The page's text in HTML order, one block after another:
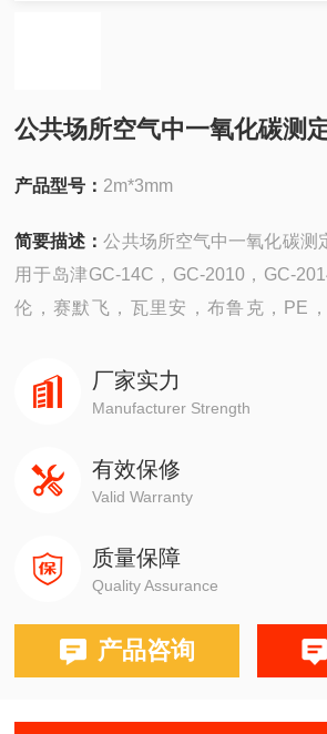
公共场所空气中一氧化碳测
产品型号： 2m*3mm
简要描述：公共场所空气中一氧化碳测
用于岛津GC-14C，GC-2010，GC-
伦，赛默飞，瓦里安，布鲁克，PE
厂家实力
Manufacturer Strength
有效保修
Valid Warranty
质量保障
Quality Assurance
产品咨询